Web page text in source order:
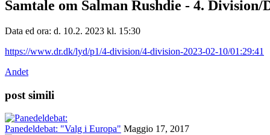
Samtale om Salman Rushdie - 4. Division/
Data ed ora: d. 10.2. 2023 kl. 15:30
https://www.dr.dk/lyd/p1/4-division/4-division-2023-02-10/01:29:41
Andet
post simili
Panedeldebat: "Valg i Europa" Maggio 17, 2017